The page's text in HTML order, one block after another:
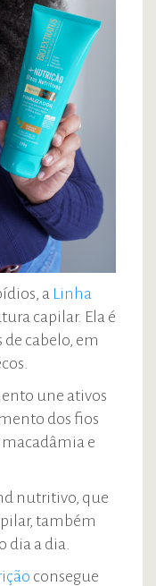
a Linha
capilar. Ela é
cabelo, em
une ativos
dos fios
e
nutritivo, que
também
dia a dia.
consegue